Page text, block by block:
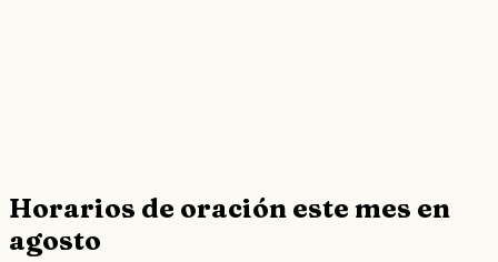
Horarios de oración este mes en
agosto